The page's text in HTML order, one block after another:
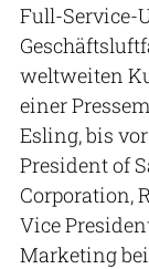
Full-Service-
weltweiten
einer
Esling, bis
President of
Corporation,
Vice
Marketing